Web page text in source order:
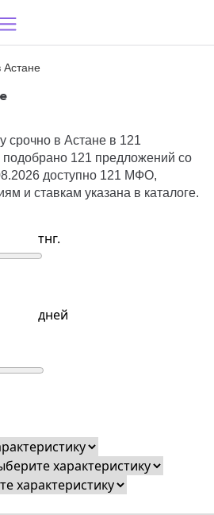
Астане
срочно в Астане в 121
подобрано 121 предложений со
доступно 121 МФО,
и ставкам указана в каталоге.
тнг.
дней